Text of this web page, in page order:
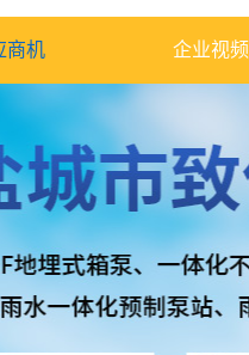
商机 企业视频